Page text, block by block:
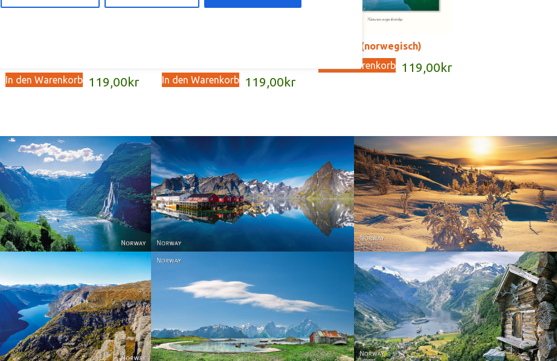
119,00 kr
In den Warenkorb 119,00 kr
In den Warenkorb
Årstider (norwegisch)
119,00 kr
In den Warenkorb
Norway
Reine - Lofoten, Nord Norge. North
Norway.
Norway - Winter gold
Norway Norway
Norway - Geiranger